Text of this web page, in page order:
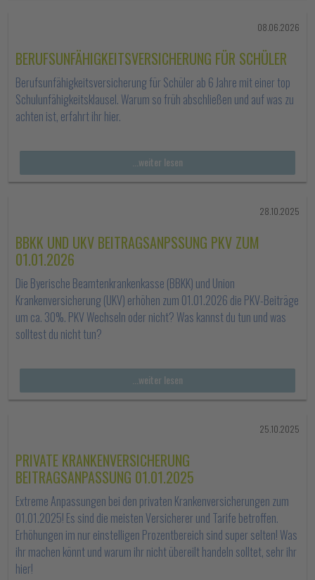
08.06.2026
BERUFSUNFÄHIGKEITSVERSICHERUNG FÜR SCHÜLER
Berufsunfähigkeitsversicherung für Schüler ab 6 Jahre mit einer top
Schulunfähigkeitsklausel. Warum so früh abschließen und auf was zu
achten ist, erfahrt ihr hier.
...weiter lesen
28.10.2025
BBKK UND UKV BEITRAGSANPSSUNG PKV ZUM
01.01.2026
Die Byerische Beamtenkrankenkasse (BBKK) und Union
Krankenversicherung (UKV) erhöhen zum 01.01.2026 die PKV-Beiträge
um ca. 30%. PKV Wechseln oder nicht? Was kannst du tun und was
solltest du nicht tun?
...weiter lesen
25.10.2025
PRIVATE KRANKENVERSICHERUNG
BEITRAGSANPASSUNG 01.01.2025
Extreme Anpassungen bei den privaten Krankenversicherungen zum
01.01.2025! Es sind die meisten Versicherer und Tarife betroffen.
Erhöhungen im nur einstelligen Prozentbereich sind super selten! Was
ihr machen könnt und warum ihr nicht übereilt handeln solltet, sehr ihr
hier!